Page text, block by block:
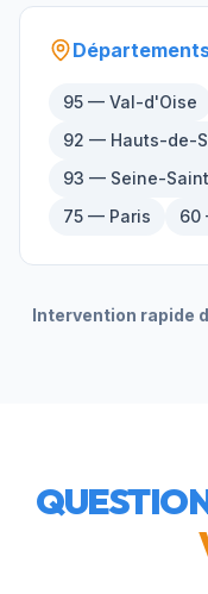
95 — Val-d'Oise
92 — Hauts-de-
93 — Seine-
75 — Paris
60
Intervention rapide